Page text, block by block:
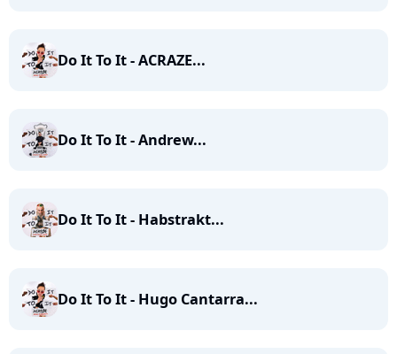
Do It To It - ACRAZE...
Do It To It - Andrew...
Do It To It - Habstrakt...
Do It To It - Hugo Cantarra...